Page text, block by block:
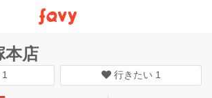
本店
1 行きたい 1